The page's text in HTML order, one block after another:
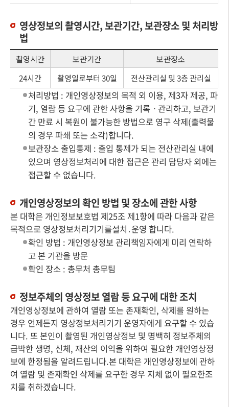
영상정보의 촬영시간, 보관기간, 보관장소 및 처리방
법
촬영시간 보관기간 보관장소
24시간 촬영일로부터 30일 전산관리실 및 3층 관리실
처리방법 : 개인영상정보의 목적 외 이용, 제3자 제공, 파
기, 열람 등 요구에 관한 사항을 기록ㆍ관리하고, 보관기
간 만료 시 복원이 불가능한 방법으로 영구 삭제(출력물
의 경우 파쇄 또는 소각)합니다.
보관장소 출입통제 : 출입 통제가 되는 전산관리실 내에
있으며 영상정보처리에 대한 접근은 관리 담당자 외에는
접근할 수 없습니다.
개인영상정보의 확인 방법 및 장소에 관한 사항
본 대학은 개인정보보호법 제25조 제1항에 따라 다음과 같은
목적으로 영상정보처리기기를설치․운영 합니다.
확인 방법 : 개인영상정보 관리책임자에게 미리 연락하
고 본 기관을 방문
확인 장소 : 총무처 총무팀
정보주체의 영상정보 열람 등 요구에 대한 조치
개인영상정보에 관하여 열람 또는 존재확인, 삭제를 원하는
경우 언제든지 영상정보처리기기 운영자에게 요구할 수 있습
니다. 또 본인이 촬영된 개인영상정보 및 명백히 정보주체의
급박한 생명, 신체, 재산의 이익을 위하여 필요한 개인영상정
보에 한정됨을 알려드립니다.본 대학은 개인영상정보에 관하
여 열람 및 존재확인 삭제를 요구한 경우 지체 없이 필요한조
치를 취하겠습니다.